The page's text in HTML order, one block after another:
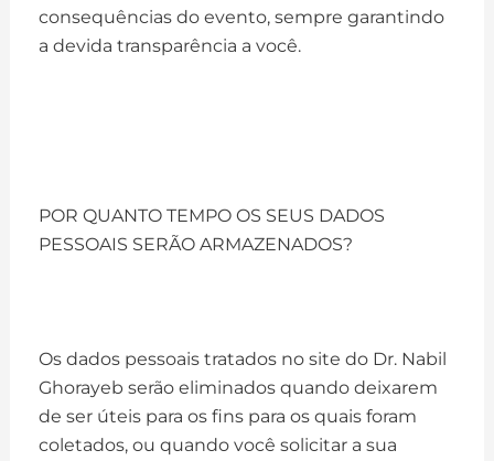
consequências do evento, sempre garantindo
a devida transparência a você.
POR QUANTO TEMPO OS SEUS DADOS
PESSOAIS SERÃO ARMAZENADOS?
Os dados pessoais tratados no site do Dr. Nabil
Ghorayeb serão eliminados quando deixarem
de ser úteis para os fins para os quais foram
coletados, ou quando você solicitar a sua